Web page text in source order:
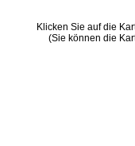
Klicken Sie auf die
(Sie können die